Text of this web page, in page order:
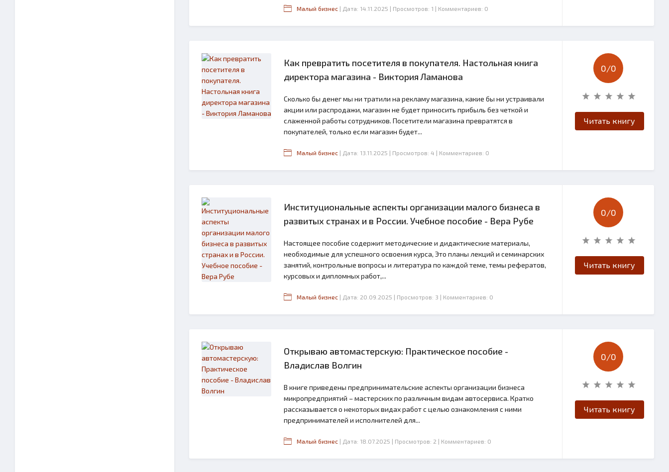
Малый бизнес | Дата: 14.11.2025 | Просмотров: 1 | Комментариев: 0
Как превратить посетителя в покупателя. Настольная книга
директора магазина - Виктория Ламанова
Сколько бы денег мы ни тратили на рекламу магазина, какие бы ни устраивали
акции или распродажи, магазин не будет приносить прибыль без четкой и
слаженной работы сотрудников. Посетители магазина превратятся в
покупателей, только если магазин будет...
Малый бизнес | Дата: 13.11.2025 | Просмотров: 4 | Комментариев: 0
0/0
Читать книгу
Институциональные аспекты организации малого бизнеса в
развитых странах и в России. Учебное пособие - Вера Рубе
Настоящее пособие содержит методические и дидактические материалы,
необходимые для успешного освоения курса, Это планы лекций и семинарских
занятий, контрольные вопросы и литература по каждой теме, темы рефератов,
курсовых и дипломных работ,...
Малый бизнес | Дата: 20.09.2025 | Просмотров: 3 | Комментариев: 0
0/0
Читать книгу
Открываю автомастерскую: Практическое пособие -
Владислав Волгин
В книге приведены предпринимательские аспекты организации бизнеса
микропредприятий – мастерских по различным видам автосервиса. Кратко
рассказывается о некоторых видах работ с целью ознакомления с ними
предпринимателей и исполнителей для...
Малый бизнес | Дата: 18.07.2025 | Просмотров: 2 | Комментариев: 0
0/0
Читать книгу